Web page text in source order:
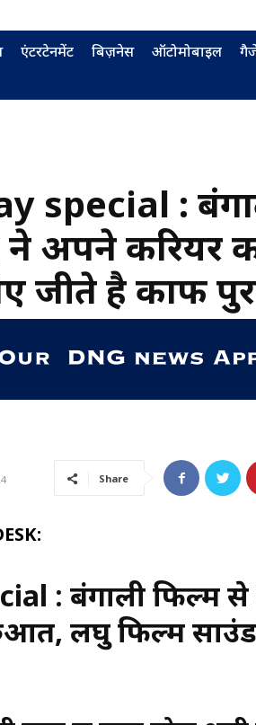
एंटरटेनमेंट बिज़नेस ऑटोमोबाइल
special :
ने अपने करियर
जीते है काफी
Share
: बंगाली फिल्म से
लघु फिल्म